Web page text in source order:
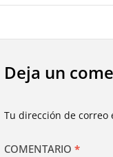
Deja un
Tu dirección de correo
COMENTARIO *